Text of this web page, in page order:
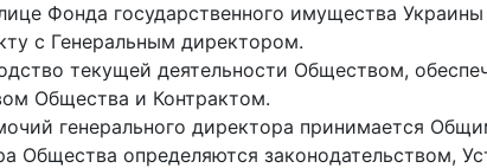
Фонда государственного имущества
с Генеральным директором.
текущей деятельности Обществом,
Общества и Контрактом.
генерального директора принимается
Общества определяются законодательством,